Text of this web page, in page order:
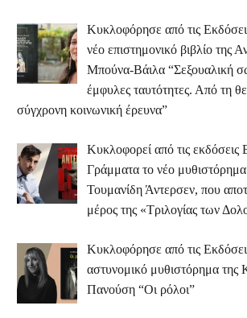
Κυκλοφόρησε από τις
νέο επιστημονικό βιβλίο της
Μπούνα-Βάιλα “Σεξουαλική
έμφυλες ταυτότητες. Από τη
σύγχρονη κοινωνική έρευνα”
Κυκλοφορεί από τις εκδόσεις
Γράμματα το νέο
Τουμανίδη Άντερσεν, που
μέρος της «Τριλογίας των
Κυκλοφόρησε από τις
αστυνομικό μυθιστόρημα της
Πανούση “Οι ρόλοι”